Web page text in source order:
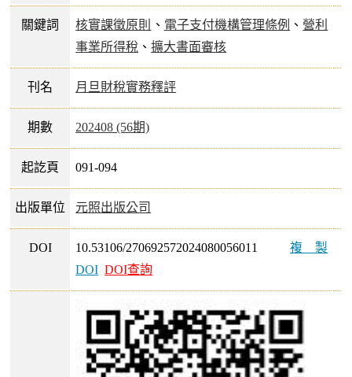
關鍵詞 核實課徵原則 、 電子支付機構管理條例 、 營利
事業所得稅 、擴大書面審核
刊名 月旦財稅實務釋評
期數 202408 (56期)
起訖頁 091-094
出版單位 元照出版公司
DOI 10.53106/270692572024080056011 複製
DOI DOI查詢